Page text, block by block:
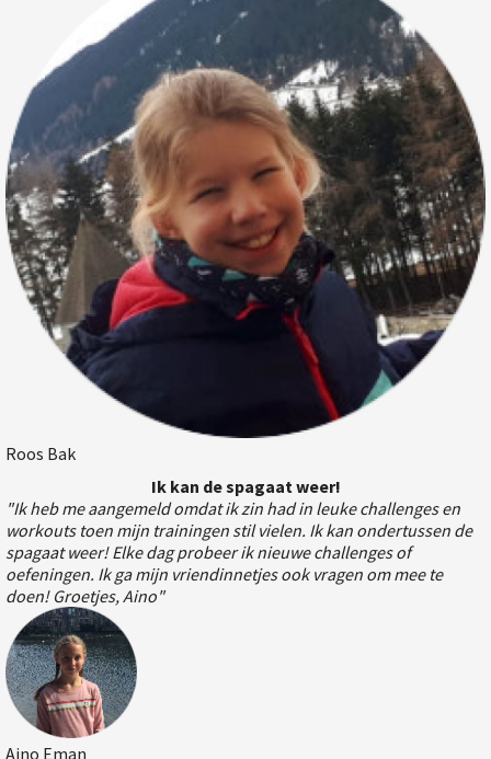
Roos Bak
Ik kan de spagaat weer!
"Ik heb me aangemeld omdat ik zin had in leuke challenges en
workouts toen mijn trainingen stil vielen. Ik kan ondertussen de
spagaat weer! Elke dag probeer ik nieuwe challenges of
oefeningen. Ik ga mijn vriendinnetjes ook vragen om mee te
doen! Groetjes, Aino"
Aino Eman